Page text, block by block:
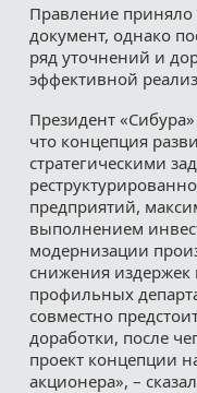
Правление
документ, однако
ряд уточнений и
эффективной
Президент
что концепция
стратегическими
предприятий,
выполнением
модернизации
снижения издержек
профильных
совместно
доработки, после
проект концепции
акционера», –